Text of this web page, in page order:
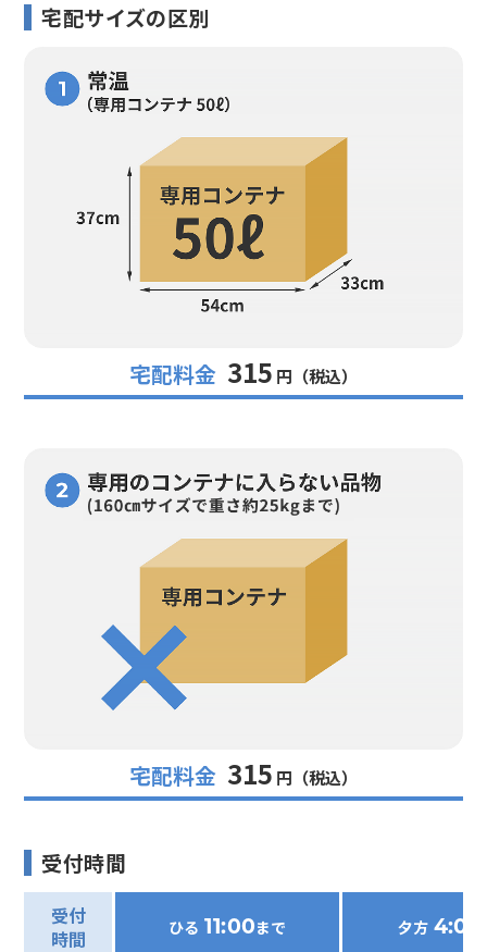
宅配サイズの区別
宅配料金 315 円（税込）
宅配料金 315 円（税込）
受付時間
受付
時間
ひる 11:00まで 夕方 4:00